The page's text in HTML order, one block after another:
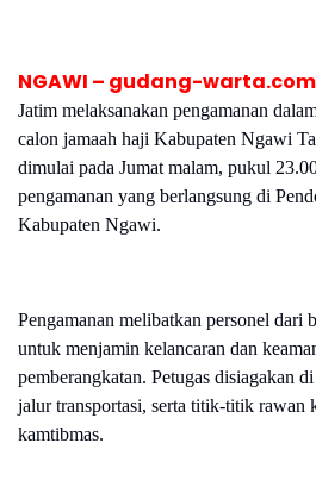
NGAWI – gudang-
Jatim melaksanakan pengamanan
calon jamaah haji Kabupaten Ngawi
dimulai pada Jumat malam, pukul
pengamanan yang berlangsung di
Kabupaten Ngawi.
Pengamanan melibatkan personel dari
untuk menjamin kelancaran dan
pemberangkatan. Petugas disiagakan
jalur transportasi, serta titik-titik rawan
kamtibmas.